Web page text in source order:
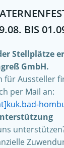
BIS
Stellplätze
GmbH.
für Aussteller
per Mail an: